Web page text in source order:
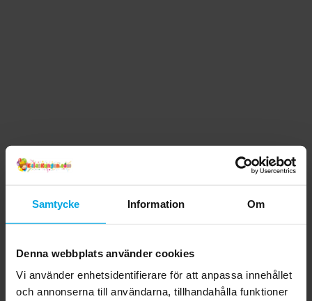
Samtycke Information Om
Denna webbplats använder cookies
Vi använder enhetsidentifierare för att anpassa innehållet
och annonserna till användarna, tillhandahålla funktioner